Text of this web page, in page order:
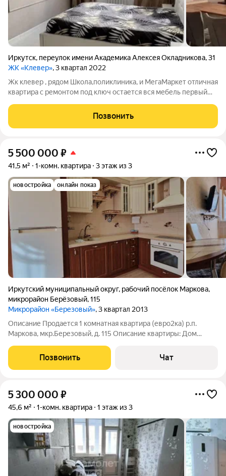
Иркутск, переулок имени Академика Алексея Окладникова,31
ЖК «Клевер», 3 квартал 2022
Жк клевер , рядом Школа,поликлиника, и МегаМаркет отличная
квартира с ремонтом под ключ остается вся мебель первый
Позвонить
5 500 000 ₽
41,5 м² 1-комн. квартира 3 этаж из 3
новостройка онлайн показ
Иркутский муниципальный округ, рабочий посёлок Маркова,
микрорайон Берёзовый,115
Микрорайон «Березовый», 3 квартал 2013
Описание Продается 1 комнатная квартира (евро2ка) р.п.
Маркова, мкр.Березовый, д. 115 Описание квартиры: Дом
балкон. Окна ПВХ,
Позвонить Чат
5 300 000 ₽
45,6 м² 1-комн. квартира 1 этаж из 3
новостройка